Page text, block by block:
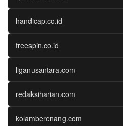
handicap.co.id
freespin.co.id
liganusantara.com
redaksiharian.com
kolamberenang.com